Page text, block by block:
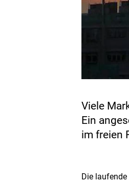
Viele
Ein
im freien
Die